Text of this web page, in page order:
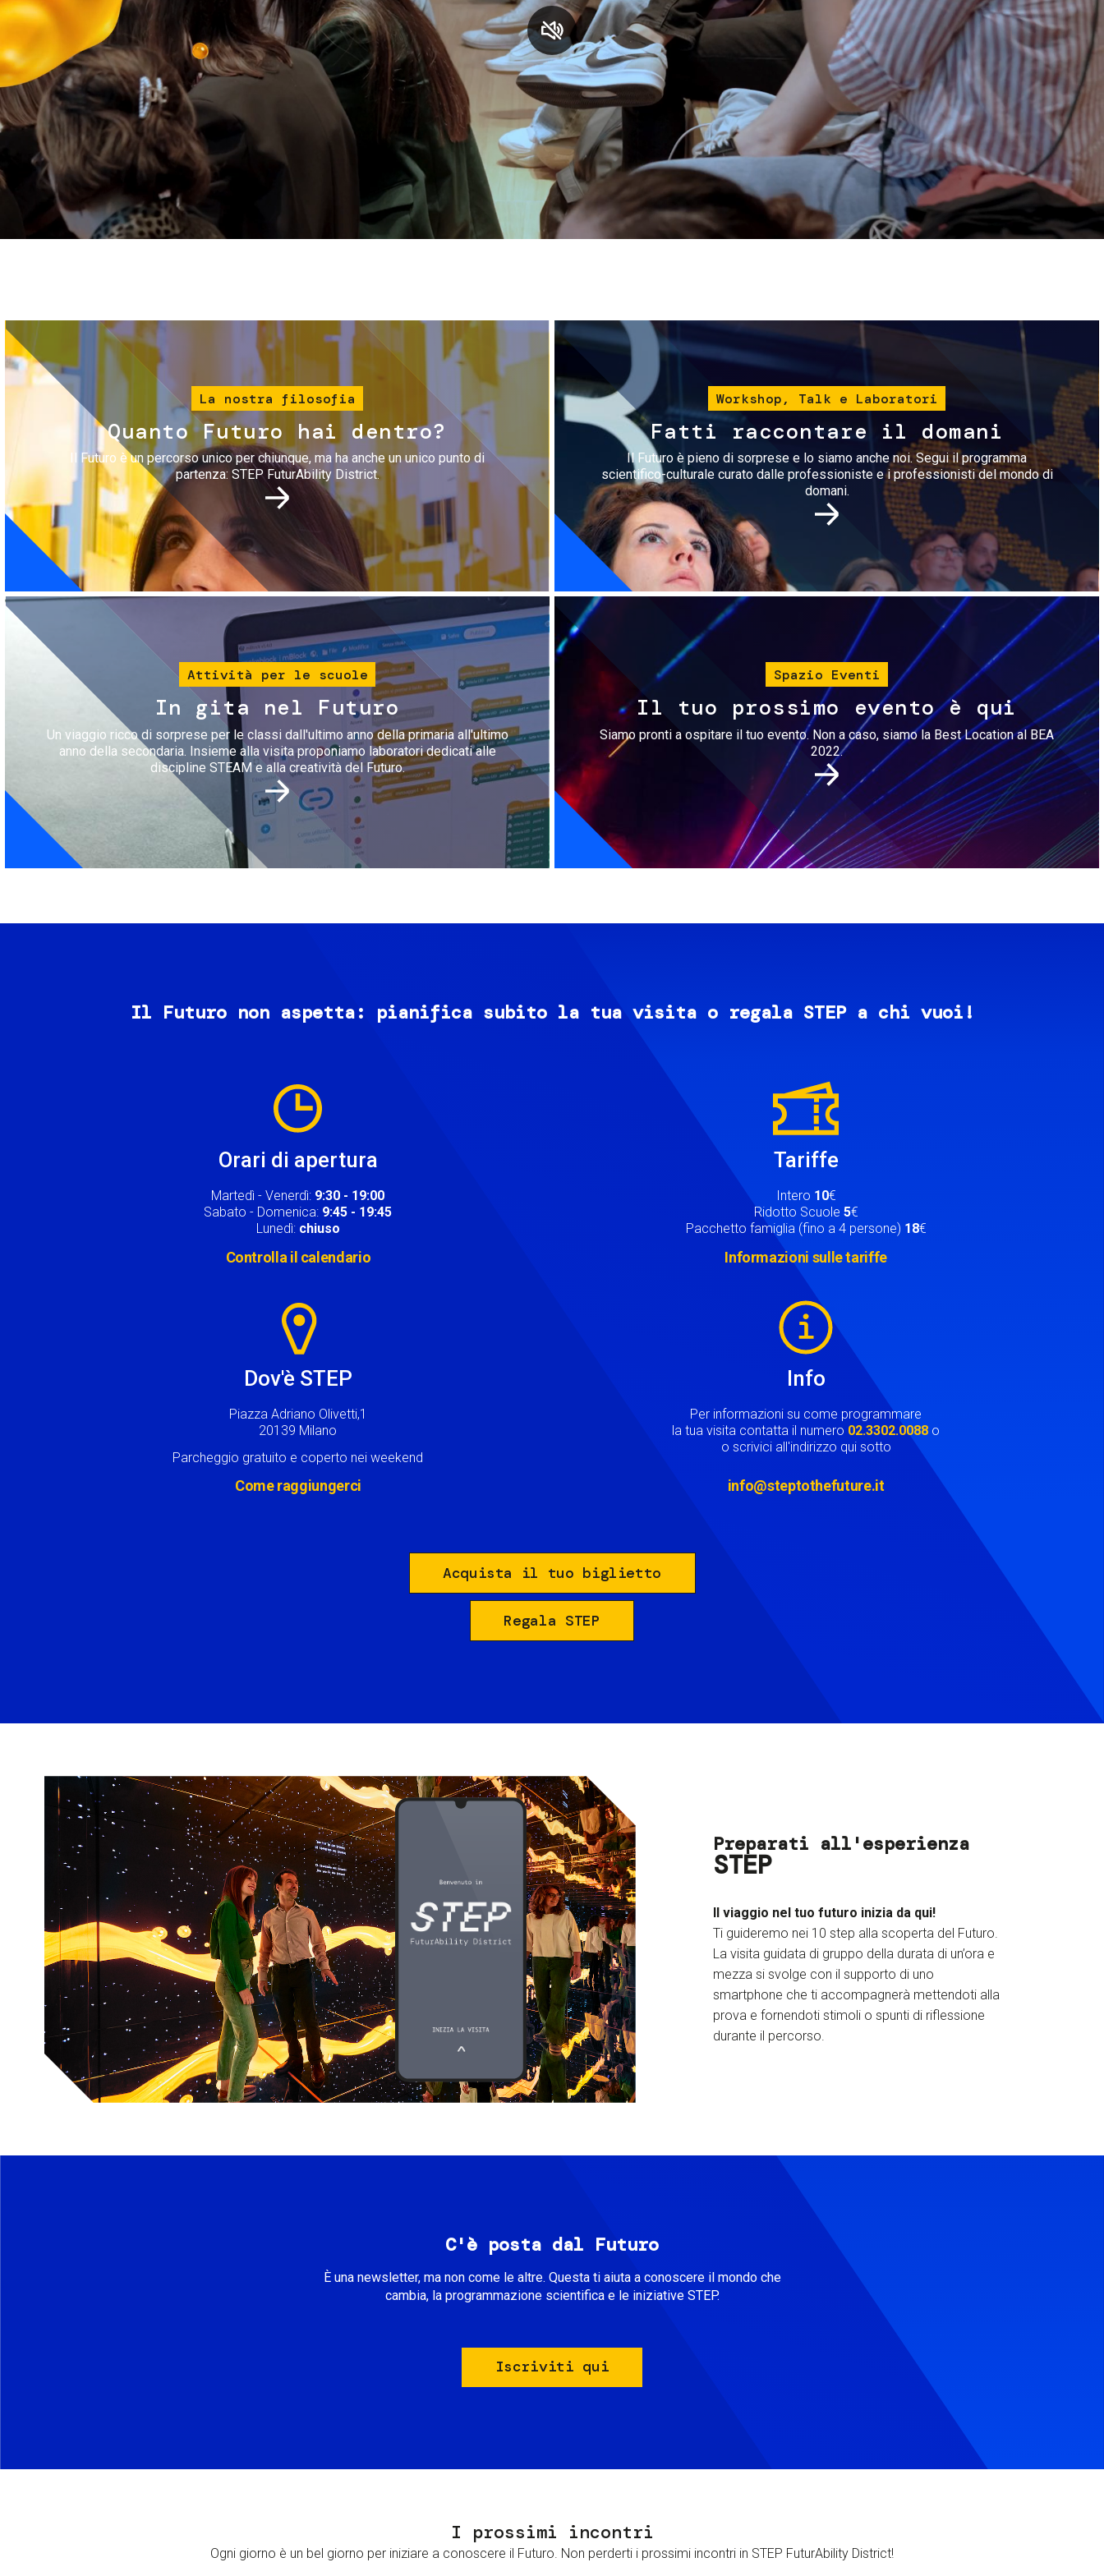
Servizi e accessibilità
Contatti
Biglietti
Immagine
La nostra filosofia
Quanto Futuro hai dentro?
Il Futuro è un percorso unico per chiunque, ma ha anche un unico punto di
partenza: STEP FuturAbility District.
Immagine
Workshop, Talk e Laboratori
Fatti raccontare il domani
Il Futuro è pieno di sorprese e lo siamo anche noi. Segui il programma
scientifico-culturale curato dalle professioniste e i professionisti del mondo di
domani.
Immagine
Attività per le scuole
In gita nel Futuro
Un viaggio ricco di sorprese per le classi dall'ultimo anno della primaria all'ultimo
anno della secondaria. Insieme alla visita proponiamo laboratori dedicati alle
discipline STEAM e alla creatività del Futuro.
Immagine
Spazio Eventi
Il tuo prossimo evento è qui
Siamo pronti a ospitare il tuo evento. Non a caso, siamo la Best Location al BEA
2022.
Il Futuro non aspetta: pianifica subito la tua visita o regala STEP a chi vuoi!
Orari di apertura
Martedì - Venerdì: 9:30 - 19:00
Sabato - Domenica: 9:45 - 19:45
Lunedì: chiuso
Controlla il calendario
Tariffe
Intero 10€
Ridotto Scuole 5€
Pacchetto famiglia (fino a 4 persone) 18€
Informazioni sulle tariffe
Dov'è STEP
Piazza Adriano Olivetti,1
20139 Milano
Parcheggio gratuito e coperto nei weekend
Come raggiungerci
Info
Per informazioni su come programmare
la tua visita contatta il numero 02.3302.0088 o
o scrivici all'indirizzo qui sotto
info@steptothefuture.it
Acquista il tuo biglietto
Regala STEP
Preparati all'esperienza
STEP
Il viaggio nel tuo futuro inizia da qui!
Ti guideremo nei 10 step alla scoperta del Futuro.
La visita guidata di gruppo della durata di un’ora e
mezza si svolge con il supporto di uno
smartphone che ti accompagnerà mettendoti alla
prova e fornendoti stimoli o spunti di riflessione
durante il percorso.
C'è posta dal Futuro
È una newsletter, ma non come le altre. Questa ti aiuta a conoscere il mondo che
cambia, la programmazione scientifica e le iniziative STEP.
Iscriviti qui
I prossimi incontri
Ogni giorno è un bel giorno per iniziare a conoscere il Futuro. Non perderti i prossimi incontri in STEP FuturAbility District!